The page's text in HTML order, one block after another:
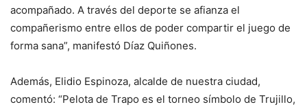
acompañado. A través del deporte se afianza el
compañerismo entre ellos de poder compartir el juego de
forma sana”, manifestó Díaz Quiñones.
Además, Elidio Espinoza, alcalde de nuestra ciudad,
comentó: “Pelota de Trapo es el torneo símbolo de Trujillo,